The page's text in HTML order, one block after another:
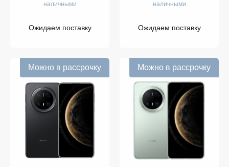
Показать
ещё
70 Pro
Huawei
наличными
Ожидаем поставку
наличными
Ожидаем поставку
Можно в рассрочку Можно в рассрочку